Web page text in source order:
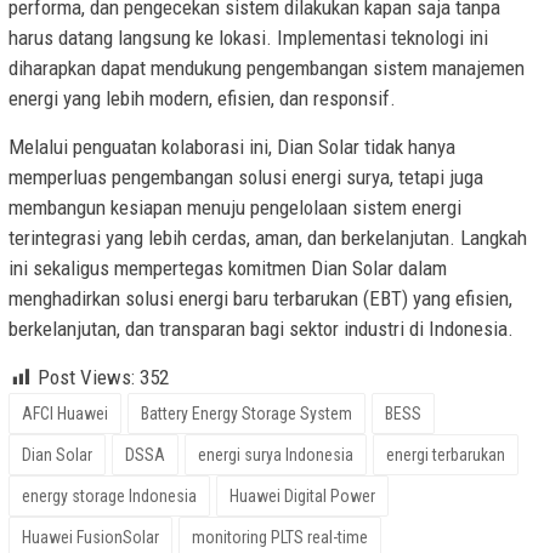
performa, dan pengecekan sistem dilakukan kapan saja tanpa
harus datang langsung ke lokasi. Implementasi teknologi ini
diharapkan dapat mendukung pengembangan sistem manajemen
energi yang lebih modern, efisien, dan responsif.
Melalui penguatan kolaborasi ini, Dian Solar tidak hanya
memperluas pengembangan solusi energi surya, tetapi juga
membangun kesiapan menuju pengelolaan sistem energi
terintegrasi yang lebih cerdas, aman, dan berkelanjutan. Langkah
ini sekaligus mempertegas komitmen Dian Solar dalam
menghadirkan solusi energi baru terbarukan (EBT) yang efisien,
berkelanjutan, dan transparan bagi sektor industri di Indonesia.
Post Views: 352
AFCI Huawei Battery Energy Storage System BESS
Dian Solar DSSA energi surya Indonesia energi terbarukan
energy storage Indonesia Huawei Digital Power
Huawei FusionSolar monitoring PLTS real-time